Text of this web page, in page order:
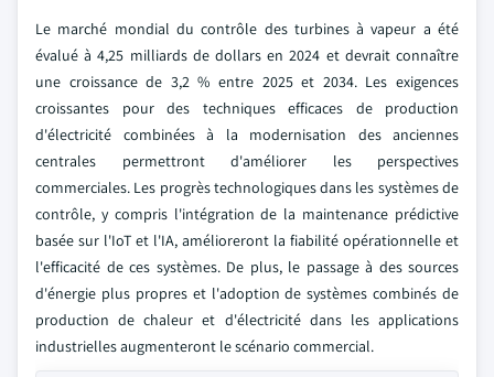
Le marché mondial du contrôle des turbines à vapeur a été
évalué à 4,25 milliards de dollars en 2024 et devrait connaître
une croissance de 3,2 % entre 2025 et 2034. Les exigences
croissantes pour des techniques efficaces de production
d'électricité combinées à la modernisation des anciennes
centrales permettront d'améliorer les perspectives
commerciales. Les progrès technologiques dans les systèmes de
contrôle, y compris l'intégration de la maintenance prédictive
basée sur l'IoT et l'IA, amélioreront la fiabilité opérationnelle et
l'efficacité de ces systèmes. De plus, le passage à des sources
d'énergie plus propres et l'adoption de systèmes combinés de
production de chaleur et d'électricité dans les applications
industrielles augmenteront le scénario commercial.